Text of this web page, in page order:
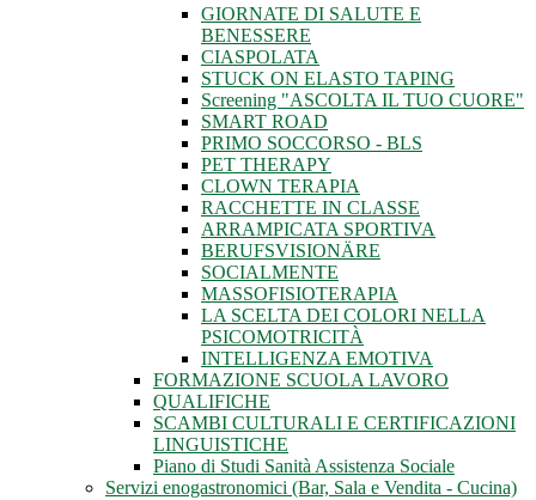
GIORNATE DI SALUTE E
BENESSERE
CIASPOLATA
STUCK ON ELASTO TAPING
Screening "ASCOLTA IL TUO CUORE"
SMART ROAD
PRIMO SOCCORSO - BLS
PET THERAPY
CLOWN TERAPIA
RACCHETTE IN CLASSE
ARRAMPICATA SPORTIVA
BERUFSVISIONÄRE
SOCIALMENTE
MASSOFISIOTERAPIA
LA SCELTA DEI COLORI NELLA
PSICOMOTRICITÀ
INTELLIGENZA EMOTIVA
FORMAZIONE SCUOLA LAVORO
QUALIFICHE
SCAMBI CULTURALI E CERTIFICAZIONI
LINGUISTICHE
Piano di Studi Sanità Assistenza Sociale
Servizi enogastronomici (Bar, Sala e Vendita - Cucina)